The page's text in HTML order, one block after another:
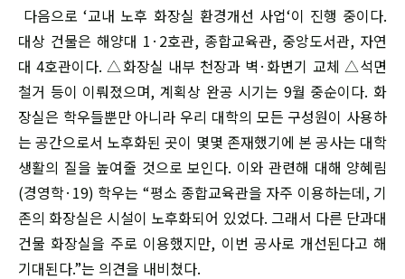
다음으로 ‘교내 노후 화장실 환경개선 사업‘이 진행 중이다.
대상 건물은 해양대 1·2호관, 종합교육관, 중앙도서관, 자연
대 4호관이다. △화장실 내부 천장과 벽·화변기 교체 △석면
철거 등이 이뤄졌으며, 계획상 완공 시기는 9월 중순이다. 화
장실은 학우들뿐만 아니라 우리 대학의 모든 구성원이 사용하
는 공간으로서 노후화된 곳이 몇몇 존재했기에 본 공사는 대학
생활의 질을 높여줄 것으로 보인다. 이와 관련해 대해 양혜림
(경영학·19) 학우는 “평소 종합교육관을 자주 이용하는데, 기
존의 화장실은 시설이 노후화되어 있었다. 그래서 다른 단과대
건물 화장실을 주로 이용했지만, 이번 공사로 개선된다고 해
기대된다.”는 의견을 내비쳤다.